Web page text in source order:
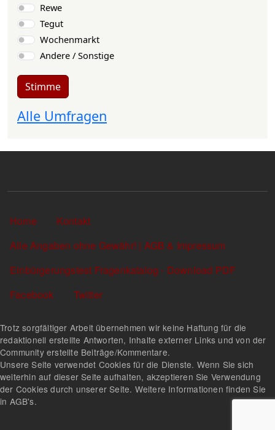
Rewe
Tegut
Wochenmarkt
Andere / Sonstige
Stimme
Alle Umfragen
Sekundärlinks
Home
Kontakt
Alle Angaben ohne Gewähr! | AGB & Impressum
Einbürgerungstest Fragenkatalog - Download PDF
Facebook
Twitter
Trotz sorgfältiger Arbeit übernehmen wir keine Haftung für die
redaktionell erstellte Antworten, Inhalte externer Links und von der
Community erstellte Beiträge/Kommentare.
Unsere Seite verwendet Cookies für die Dienste. Wenn Sie sich
weiterhin auf dieser Seite aufhalten, akzeptieren Sie Verwendung
der Cookies durch unserer Seite. Weitere Informationen finden Sie
in AGB's.